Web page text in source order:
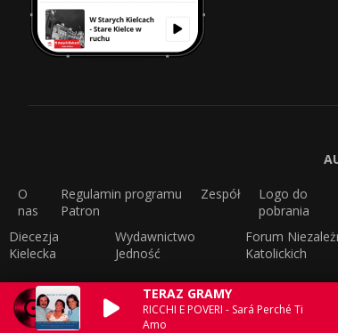
TERAZ GRAMY
RICCHI E POVERI - Sará Perché Ti
Amo
O
nas
Regulamin programu
Patron
Zespół
Logo do
pobrania
Diecezja
Kielecka
Wydawnictwo
Jedność
Forum
Katolickich